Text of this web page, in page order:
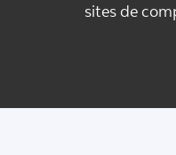
sites de